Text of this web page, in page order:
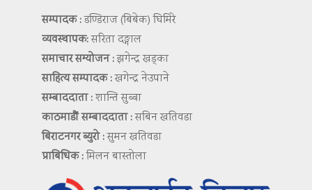
सम्पादक :डण्डिराज (बिबेक) घिमिरे
व्यवस्थापक:सरिता दङ्गाल
समाचार सम्योजन :झगेन्द्र खड्का
साहित्य सम्पादक :खगेन्द्र नेउपाने
सम्बाददाता :शान्ति सुब्बा
काठमाडौं सम्बाददाता :सबिन खतिवडा
बिराटनगर ब्युरो :सुमन खतिवडा
प्राबिधिक :मिलन बास्तोला